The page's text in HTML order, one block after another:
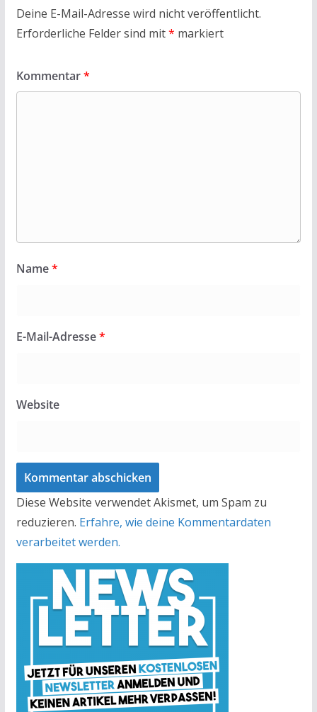
Deine E-Mail-Adresse wird nicht veröffentlicht.
Erforderliche Felder sind mit* markiert
Kommentar*
Name*
E-Mail-Adresse*
Website
Diese Website verwendet Akismet, um Spam zu
reduzieren. Erfahre, wie deine Kommentardaten
verarbeitet werden.